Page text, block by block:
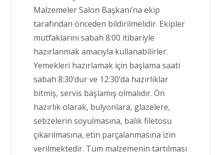
Malzemeler Salon Başkanı’na ekip
tarafından önceden bildirilmelidir. Ekipler
mutfaklarını sabah 8:00 itibariyle
hazırlanmak amacıyla kullanabilirler.
Yemekleri hazırlamak için başlama saati
sabah 8:30’dur ve 12:30’da hazırlıklar
bitmiş, servis başlamış olmalıdır. Ön
hazırlık olarak, bulyonlara, glazelere,
sebzelerin soyulmasına, balık filetosu
çıkarılmasına, etin parçalanmasına izin
verilmektedir. Tüm malzemenin tartılması